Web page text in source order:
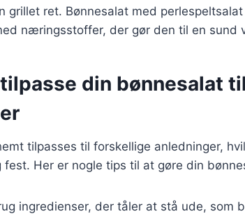
grillet ret. Bønnesalat med
næringsstoffer, der gør den til en sund
din bønnesalat
tilpasses til forskellige anledninger,
fest. Her er nogle tips til at gøre din
ingredienser, der tåler at stå ude, som